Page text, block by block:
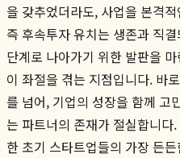
을 갖추었더라도, 사업을 본격
즉 후속투자 유치는 생존과 직
단계로 나아가기 위한 발판을
이 좌절을 겪는 지점입니다. 바
를 넘어, 기업의 성장을 함께 고
는 파트너의 존재가 절실합니다.
한 초기 스타트업들의 가장 든